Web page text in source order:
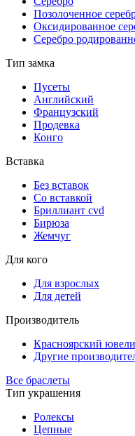
Позолоченное
Оксидированное
Серебро
Тип замка
Пусеты
Английский
Французский
Продевка
Конго
Вставка
Без вставок
Со вставкой
Бриллиант cvd
Бирюза
Жемчуг
Для кого
Для взрослых
Для детей
Производитель
Красноярский
Другие
Все браслеты
Тип украшения
Ролексы
Цепные